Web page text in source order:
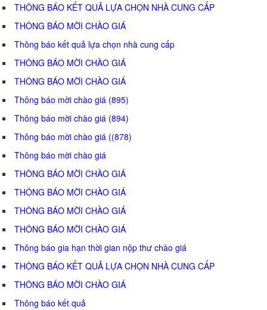
THÔNG BÁO KẾT QUẢ LỰA CHỌN NHÀ CUNG CẤP
THÔNG BÁO MỜI CHÀO GIÁ
Thông báo kết quả lựa chọn nhà cung cấp
THÔNG BÁO MỜI CHÀO GIÁ
THÔNG BÁO MỜI CHÀO GIÁ
Thông báo mời chào giá (895)
Thông báo mời chào giá (894)
Thông báo mời chào giá ((878)
Thông báo mời chào giá
THÔNG BÁO MỜI CHÀO GIÁ
THÔNG BÁO MỜI CHÀO GIÁ
THÔNG BÁO MỜI CHÀO GIÁ
THÔNG BÁO MỜI CHÀO GIÁ
Thông báo gia hạn thời gian nộp thư chào giá
THÔNG BÁO KẾT QUẢ LỰA CHỌN NHÀ CUNG CẤP
THÔNG BÁO MỜI CHÀO GIÁ
Thông báo kết quả